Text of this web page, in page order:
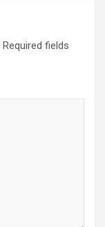
Required fields